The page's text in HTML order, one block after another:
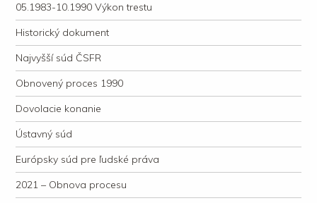
05.1983-10.1990 Výkon trestu
Historický dokument
Najvyšší súd ČSFR
Obnovený proces 1990
Dovolacie konanie
Ústavný súd
Európsky súd pre ľudské práva
2021 – Obnova procesu